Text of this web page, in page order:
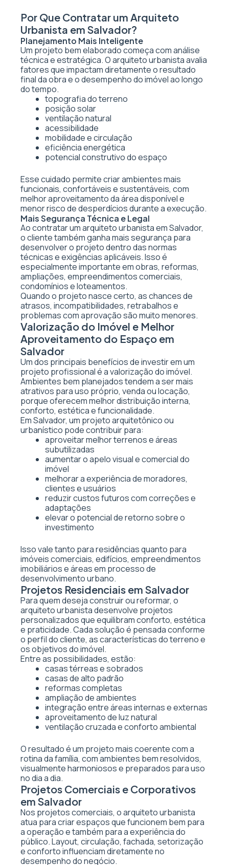
Por Que Contratar um Arquiteto
Urbanista em Salvador?
Planejamento Mais Inteligente
Um projeto bem elaborado começa com análise
técnica e estratégica. O arquiteto urbanista avalia
fatores que impactam diretamente o resultado
final da obra e o desempenho do imóvel ao longo
do tempo.
topografia do terreno
posição solar
ventilação natural
acessibilidade
mobilidade e circulação
eficiência energética
potencial construtivo do espaço
Esse cuidado permite criar ambientes mais
funcionais, confortáveis e sustentáveis, com
melhor aproveitamento da área disponível e
menor risco de desperdícios durante a execução.
Mais Segurança Técnica e Legal
Ao contratar um arquiteto urbanista em Salvador,
o cliente também ganha mais segurança para
desenvolver o projeto dentro das normas
técnicas e exigências aplicáveis. Isso é
especialmente importante em obras, reformas,
ampliações, empreendimentos comerciais,
condomínios e loteamentos.
Quando o projeto nasce certo, as chances de
atrasos, incompatibilidades, retrabalhos e
problemas com aprovação são muito menores.
Valorização do Imóvel e Melhor
Aproveitamento do Espaço em
Salvador
Um dos principais benefícios de investir em um
projeto profissional é a valorização do imóvel.
Ambientes bem planejados tendem a ser mais
atrativos para uso próprio, venda ou locação,
porque oferecem melhor distribuição interna,
conforto, estética e funcionalidade.
Em Salvador, um projeto arquitetônico ou
urbanístico pode contribuir para:
aproveitar melhor terrenos e áreas
subutilizadas
aumentar o apelo visual e comercial do
imóvel
melhorar a experiência de moradores,
clientes e usuários
reduzir custos futuros com correções e
adaptações
elevar o potencial de retorno sobre o
investimento
Isso vale tanto para residências quanto para
imóveis comerciais, edifícios, empreendimentos
imobiliários e áreas em processo de
desenvolvimento urbano.
Projetos Residenciais em Salvador
Para quem deseja construir ou reformar, o
arquiteto urbanista desenvolve projetos
personalizados que equilibram conforto, estética
e praticidade. Cada solução é pensada conforme
o perfil do cliente, as características do terreno e
os objetivos do imóvel.
Entre as possibilidades, estão:
casas térreas e sobrados
casas de alto padrão
reformas completas
ampliação de ambientes
integração entre áreas internas e externas
aproveitamento de luz natural
ventilação cruzada e conforto ambiental
O resultado é um projeto mais coerente com a
rotina da família, com ambientes bem resolvidos,
visualmente harmoniosos e preparados para uso
no dia a dia.
Projetos Comerciais e Corporativos
em Salvador
Nos projetos comerciais, o arquiteto urbanista
atua para criar espaços que funcionem bem para
a operação e também para a experiência do
público. Layout, circulação, fachada, setorização
e conforto influenciam diretamente no
desempenho do negócio.